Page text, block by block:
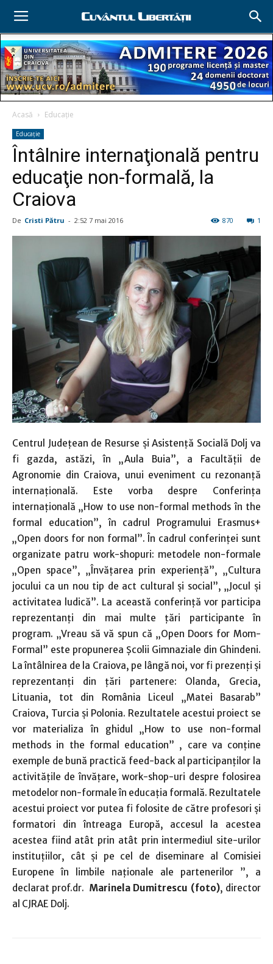
Acasă Educație
Educație
Întâlnire internaţională pentru
educaţie non-formală, la
Craiova
De Cristi Pătru - 2:52 7 mai 2016 1
870
Centrul Judeţean de Resurse şi Asistenţă Socială Dolj va
fi gazda, astăzi, în „Aula Buia”, a Facultăţii de
Agronomie din Craiova, unui eveniment cu rezonanţă
internaţională. Este vorba despre Conferinţa
internaţională „How to use non-formal methods în the
formal education”, în cadrul Programului Erasmus+
„Open doors for non formal”. În cadrul conferinţei sunt
organizate patru work-shopuri: metodele non-formale
„Open space”, „Învăţarea prin experienţă”, „Cultura
jocului ca un nou tip de act cultural şi social”, „Jocul şi
activitatea ludică”. La această conferinţă vor participa
reprezentanţi din mai multe ţări participante în
program. „Vreau să vă spun că „Open Doors for Mom-
Formal” este propunerea Şcolii Gimnaziale din Ghindeni.
La întâlnirea de la Craiova, pe lângă noi, vor fi prezenţi şi
reprezentanţi din ţări partenere: Olanda, Grecia,
Lituania, tot din România Liceul „Matei Basarab”
Craiova, Turcia şi Polonia. Rezultatele acestui proiect se
vor materializa în ghidul „How to use non-formal
methods in the formal education” , care va conţine
exemple de bună practică feed-back al participanţilor la
activităţile de învăţare, work-shop-uri despre folosirea
metodelor non-formale în educaţia formală. Rezultatele
acestui proiect vor putea fi folosite de către profesori şi
formatori din întreaga Europă, accesul la acestea
acestea fiind atât prin atât prin intermediul site-urilor
instituţiilor, cât şi pe cel de diseminare al Comisiei
Europene în limbile naţionale ale partenerilor ”, a
declarat prof.dr. Marinela Dumitrescu (foto), director
al CJRAE Dolj.